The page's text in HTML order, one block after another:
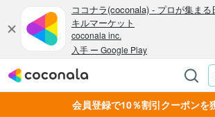
会員登録で10％割引クーポンを